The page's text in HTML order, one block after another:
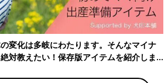
変化は多岐にわたります。そんなマイナ
対教えたい！保存版アイテムを紹介しま